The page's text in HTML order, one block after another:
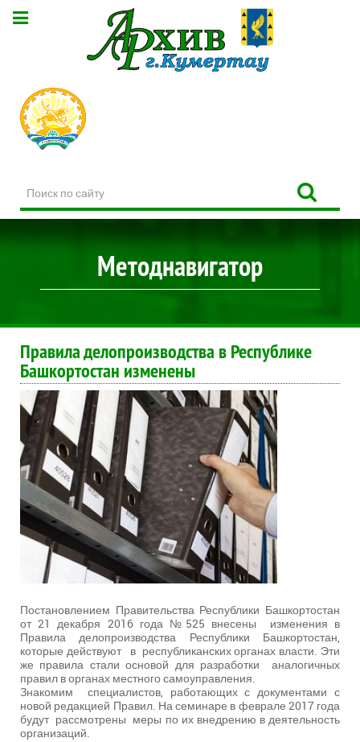
по
сайту
Методнавигатор
Правила делопроизводства в Республике
Башкортостан изменены
Постановлением Правительства Республики Башкортостан
от 21 декабря 2016 года №525 внесены изменения в
Правила делопроизводства Республики Башкортостан,
которые действуют в республиканских органах власти. Эти
же правила стали основой для разработки аналогичных
правил в органах местного самоуправления.
Знакомим специалистов, работающих с документами с
новой редакцией Правил. На семинаре в феврале 2017 года
будут рассмотрены меры по их внедрению в деятельность
организаций.